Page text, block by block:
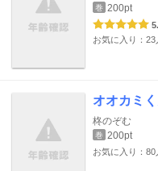
巻 200pt
お気に入り：23
オオカミ
柊のぞむ
巻 200pt
お気に入り：80